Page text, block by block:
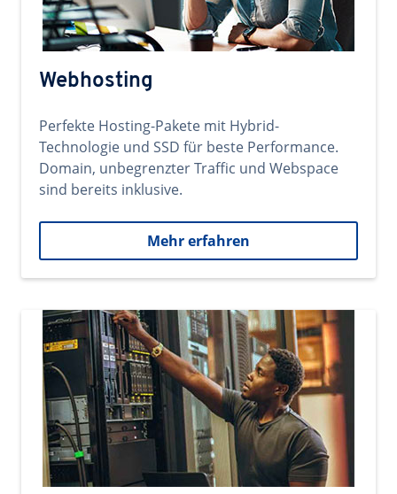
Webhosting
Perfekte Hosting-Pakete mit Hybrid-
Technologie und SSD für beste Performance.
Domain, unbegrenzter Traffic und Webspace
sind bereits inklusive.
Mehr erfahren